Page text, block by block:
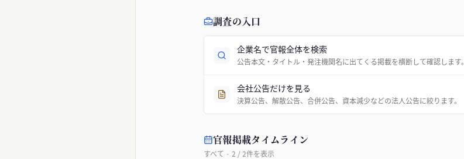
調査の入口
企業名で官報全体を検索
公告本文・タイトル・発注機関名に出てくる掲載を横断して確認します。
会社公告だけを見る
決算公告、解散公告、合併公告、資本減少などの法人公告に絞ります。
官報掲載タイムライン
すべて · 2 /2件を表示